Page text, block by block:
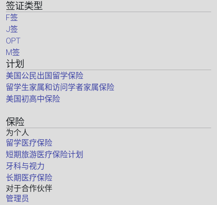
签证类型
F签
J签
OPT
M签
计划
美国公民出国留学保险
留学生家属和访问学者家属保险
美国初高中保险
保险
为个人
留学医疗保险
短期旅游医疗保险计划
牙科与视力
长期医疗保险
对于合作伙伴
管理员